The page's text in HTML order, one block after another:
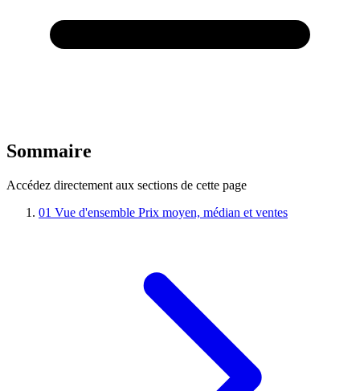
Sommaire
Accédez directement aux sections de cette page
01 Vue d'ensemble Prix moyen, médian et ventes